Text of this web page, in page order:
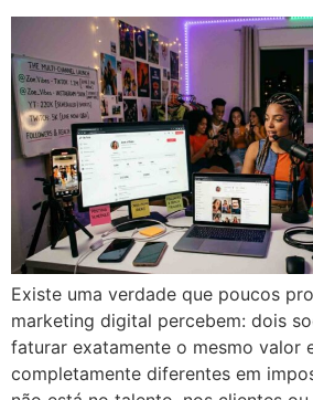
Existe uma verdade que poucos
marketing digital percebem: dois
faturar exatamente o mesmo valor
completamente diferentes em